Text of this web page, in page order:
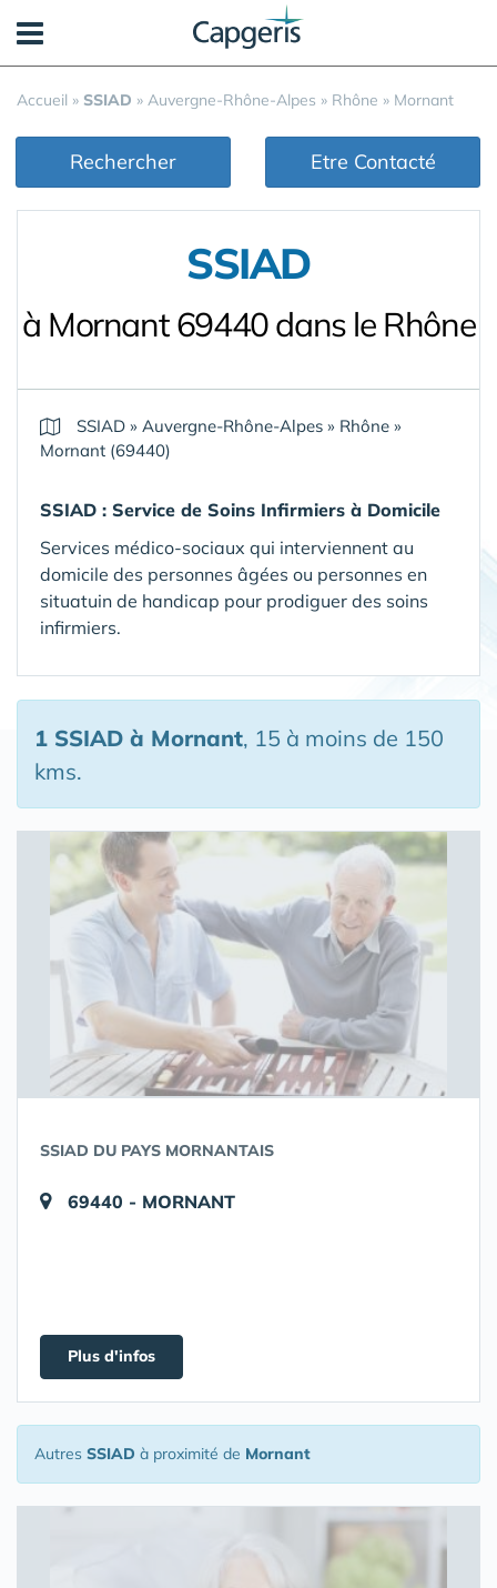
Accueil » SSIAD » Auvergne-Rhône-Alpes » Rhône » Mornant
Rechercher Etre Contacté
SSIAD
à Mornant 69440 dans le Rhône
SSIAD » Auvergne-Rhône-Alpes » Rhône »
Mornant (69440)
SSIAD : Service de Soins Infirmiers à Domicile
Services médico-sociaux qui interviennent au
domicile des personnes âgées ou personnes en
situatuin de handicap pour prodiguer des soins
infirmiers.
1 SSIAD à Mornant, 15 à moins de 150
kms.
SSIAD DU PAYS MORNANTAIS
69440 - MORNANT
Plus d'infos
Autres SSIAD à proximité de Mornant